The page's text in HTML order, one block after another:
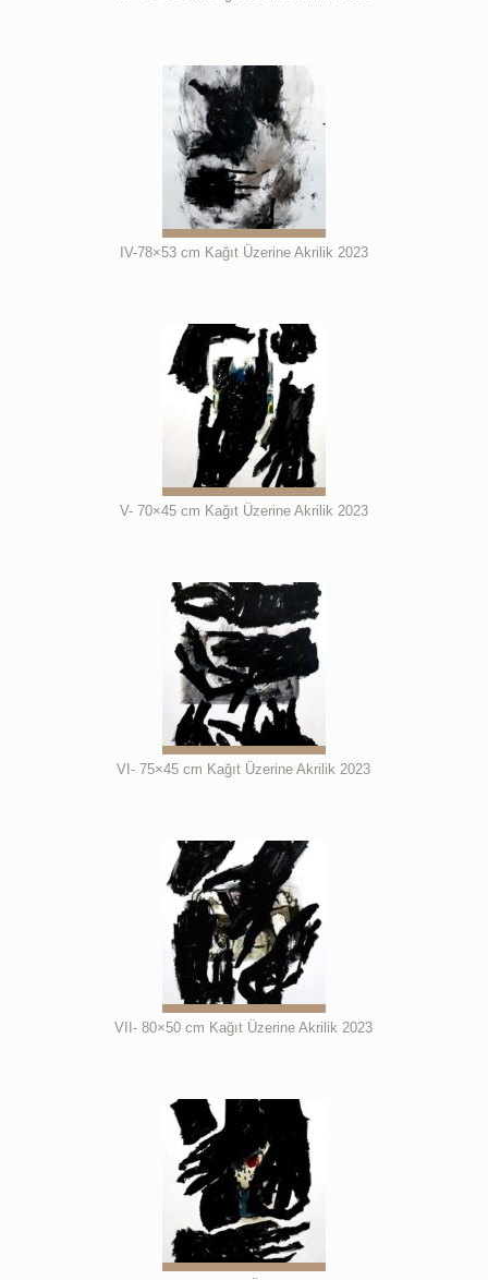
IV-78×53 cm Kağıt Üzerine Akrilik 2023
V- 70×45 cm Kağıt Üzerine Akrilik 2023
VI- 75×45 cm Kağıt Üzerine Akrilik 2023
VII- 80×50 cm Kağıt Üzerine Akrilik 2023